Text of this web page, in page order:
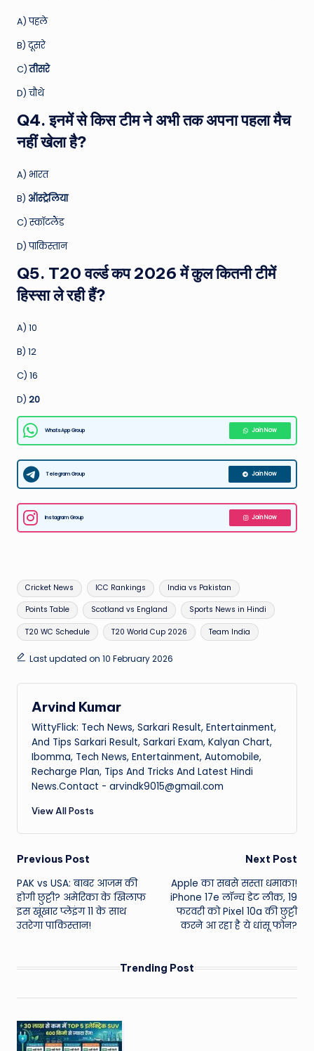
A) पहले
B) दूसरे
C)तीसरे
D) चौथे
Q4. इनमें से किस टीम ने अभी तक अपना पहला मैच
नहीं खेला है?
A) भारत
B) ऑस्ट्रेलिया
C) स्कॉटलैंड
D) पाकिस्तान
Q5. T20 वर्ल्ड कप 2026 में कुल कितनी टीमें
हिस्सा ले रही हैं?
A) 10
B) 12
C) 16
D) 20
WhatsApp Group Join Now
Telegram Group Join Now
Instagram Group Join Now
Tags:
Cricket News ICC Rankings India vs Pakistan
Points Table Scotland vs England Sports News in Hindi
T20 WC Schedule T20 World Cup 2026 Team India
Last updated on 10 February 2026
Arvind Kumar
WittyFlick: Tech News, Sarkari Result, Entertainment,
And Tips Sarkari Result, Sarkari Exam, Kalyan Chart,
Ibomma, Tech News, Entertainment, Automobile,
Recharge Plan, Tips And Tricks And Latest Hindi
News.Contact - arvindk9015@gmail.com
View All Posts
Post
navigation
Previous Post
PAK vs USA: बाबर आजम की
होगी छुट्टी? अमेरिका के खिलाफ
इस खूंखार प्लेइंग 11 के साथ
उतरेगा पाकिस्तान!
Next Post
Apple का सबसे सस्ता धमाका!
iPhone 17e लॉन्च डेट लीक, 19
फरवरी को Pixel 10a की छुट्टी
करने आ रहा है ये धांसू फोन?
Trending Post